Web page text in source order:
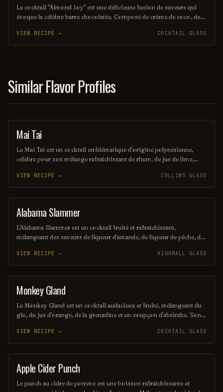
Le cocktail "Almond Joy" est une délicieuse fusion de saveurs qui
évoque la célèbre barre chocolatée. Composé de crème de coco, de
crémeuse, parfaite pour les amateurs de douceurs. Ce cocktail est
idéal pour une soirée entre amis ou comme dessert liquide.
VIEW RECIPE → COCKTAIL GLASS
Similar Flavor Profiles
ORDINARY DRINK
Mai Tai
Le Mai Tai est un cocktail emblématique d'origine polynésienne,
célèbre pour son mélange rafraîchissant de rhum, de jus de lime,
pilée et garni d'une tranche d'orange et d'une cerise, il évoque des
vacances tropicales ensoleillées. Sa saveur complexe et équilibrée en
fait un favori des amateurs de cocktails.
VIEW RECIPE → COLLINS GLASS
ORDINARY DRINK
Alabama Slammer
L'Alabama Slammer est un cocktail fruité et rafraîchissant,
mélangeant des saveurs de liqueur d'amande, de liqueur de pêche, de
emblématique évoque l'ambiance festive des universités du sud des
États-Unis. Son goût sucré et sa couleur vibrante en font une
boisson idéale pour les soirées d'été.
VIEW RECIPE → HIGHBALL GLASS
ORDINARY DRINK
Monkey Gland
Le Monkey Gland est un cocktail audacieux et fruité, mélangeant du
gin, du jus d'orange, de la grenadine et un soupçon d'absinthe. Son
une touche d'excentricité à cette boisson colorée. Parfait pour ceux
qui recherchent une expérience gustative unique et mémorable.
VIEW RECIPE → COCKTAIL GLASS
PUNCH / PARTY DRINK
Apple Cider Punch
Le punch au cidre de pomme est une boisson rafraîchissante et